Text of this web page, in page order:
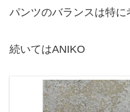
パンツのバランスは特に
続いてはANIKO